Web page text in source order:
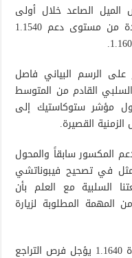
الميل الصاعد خلال أولى
جلسات تداول الأسبوع الجاري مستفيدة من مستوى دعم 1.1540
على الرسم البياني فاصل
السلبي القادم من المتوسط
يرافقه وصول مؤشر ستوكاستيك إلى
القصيرة.
المكسور سابقاً والمحول
مستوى مقاومة 1.1640 المتمثل في تصحيح فيبوناتشي
السلبية مع العلم بأن
1.1500 يسهل من المهمة المطلوبة لزيارة
اختراق مستوى المقاومة المذكورة أعلاة 1.1640 يؤجل فرص التراجع